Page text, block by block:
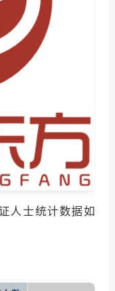
人士统计数据如